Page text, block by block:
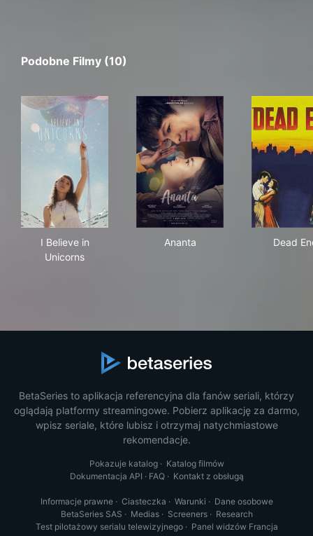
Podobne Filmy (10)
I Believe in
Unicorns
Ananta Dead
BetaSeries to aplikacja referencyjna dla fanów seriali, którzy
oglądają platformy streamingowe. Pobierz aplikację za darmo,
wpisz seriale, które lubisz i otrzymaj natychmiastowe
rekomendacje.
Pokazuje katalog· Katalog filmów
Dokumentacja API · FAQ· Kontakt z obsługą
Informacje prawne· Ciasteczka · Warunki · Dane osobowe
BetaSeries SAS · Medias· Screeners· Research
Test pilotażowy serialu telewizyjnego· Panel widzów Francja